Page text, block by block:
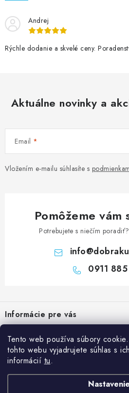
Tento web používa súbory
tohto webu vyjadrujete súhlas s
informácií tu.
Nastavenie
Andrej
Rýchle dodanie a skvelé ceny.
Aktuálne novinky a
Email
Vložením e-mailu súhlasíte s
Pomôžeme vám
Potrebujete s niečím
info@
0911
p
ä
Informácie pre vás
Obchodné podmienky
Kategórie
Sprchové dvere
Sprchové kúty a vaničky
Blog
Kedy rekonštruovať kúpeľňu a prečo je